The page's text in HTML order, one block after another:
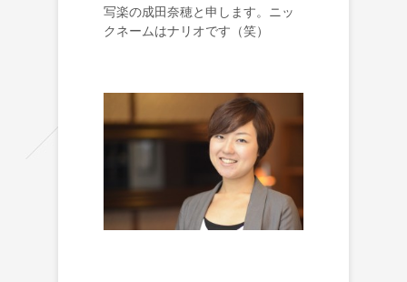
写楽の成田奈穂と申します。ニッ
クネームはナリオです（笑）